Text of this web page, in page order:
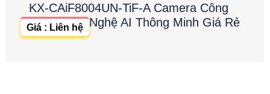
KX-CAiF8004UN-TiF-A Camera Công
Nghệ AI Thông Minh Giá Rẻ
Giá : Liên hệ